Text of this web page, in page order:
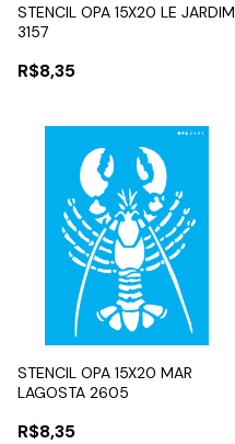
STENCIL OPA 15X20 LE JARDIM
3157
R$8,35
STENCIL OPA 15X20 MAR
LAGOSTA 2605
R$8,35